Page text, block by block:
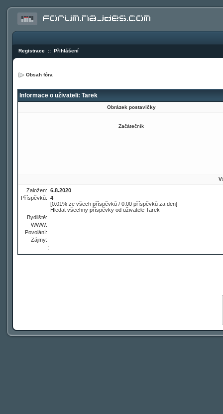
Registrace :: Přihlášení
Obsah fóra
Informace o uživateli: Tarek
Obrázek postavičky
Začátečník
Založen: 6.8.2020
Příspěvků: 4
[0.01% ze všech příspěvků / 0.00 příspěvků za den]
Hledat všechny příspěvky od uživatele Tarek
Bydliště:
WWW:
Povolání:
Zájmy:
: